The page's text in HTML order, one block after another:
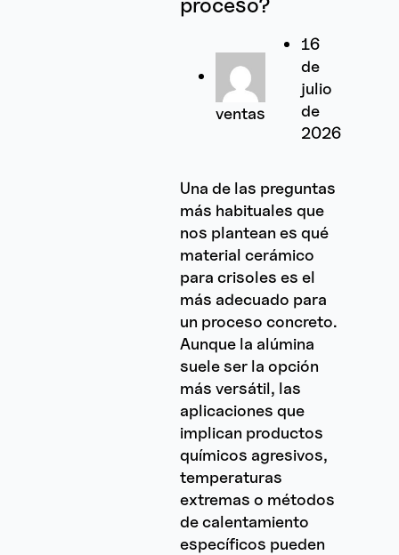
ventas
16
de
julio
de
2026
Una de las preguntas
más habituales que
nos plantean es qué
material cerámico
para crisoles es el
más adecuado para
un proceso concreto.
Aunque la alúmina
suele ser la opción
más versátil, las
aplicaciones que
implican productos
químicos agresivos,
temperaturas
extremas o métodos
de calentamiento
específicos pueden